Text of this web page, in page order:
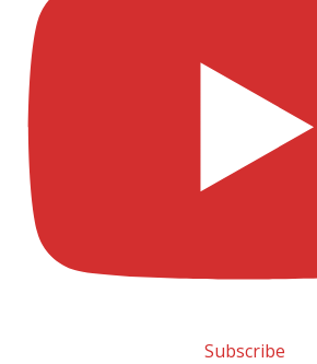
Subscribe